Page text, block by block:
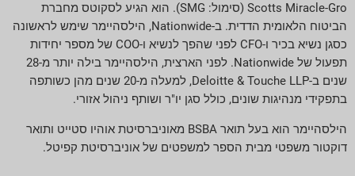
Scotts Miracle-Gro (סימול: SMG). הוא הגיע לסקוטס מחברת
הביטוח הלאומית הדדית. ב-Nationwide, הילסהיימר שימש לראשונה
כסגן נשיא בכיר ו-CFO לפני שהפך לנשיא ו-COO של מספר יחידות
תפעול של Nationwide. לפני הארצית, הילסהיימר בילה יותר מ-28
שנים ב-Deloitte & Touche LLP, למעלה מ-20 שנים מהן כשותפה
בתפקידי מנהיגות שונים, כולל סגן יו"ר ושותף ניהול אזורי.
הילסהיימר הוא בעל תואר BSBA מאוניברסיטת אוהיו סטייט ותואר
דוקטור משפטי מבית הספר למשפטים של אוניברסיטת קפיטל.